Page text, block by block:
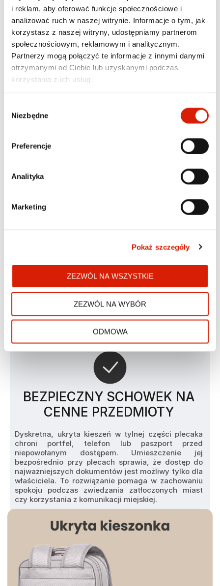
i reklam, aby oferować funkcje społecznościowe i
analizować ruch w naszej witrynie. Informacje o tym, jak
korzystasz z naszej witryny, udostępniamy partnerom
społecznościowym, reklamowym i analitycznym.
Partnerzy mogą połączyć te informacje z innymi danymi
otrzymanymi od Ciebie lub uzyskanymi podczas
korzystania z ich usług.
zgody
Niezbędne
Preferencje
Analityka
Marketing
Pokaż szczegóły
ZEZWÓL NA WSZYSTKIE
ZEZWÓL NA WYBÓR
ODMOWA
KOMFORTOWE
PODRÓŻOWANIE Z WALIZKĄ
Specjalny pas umieszczony na plecach umożliwia
stabilne zamocowanie plecaka na rączce walizki
transportowej. Takie rozwiązanie odciąża Twoje
ramiona podczas przemieszczania się po terminalu,
właściwą cyrkulację powietrza, co podnosi wygodę
noszenia nawet przy pełnym obciążeniu.
BEZPIECZNY SCHOWEK NA
CENNE PRZEDMIOTY
Dyskretna, ukryta kieszeń w tylnej części plecaka
chroni portfel, telefon lub paszport przed
niepowołanym dostępem. Umieszczenie jej
bezpośrednio przy plecach sprawia, że dostęp do
najważniejszych dokumentów jest możliwy tylko dla
właściciela. To rozwiązanie pomaga w zachowaniu
spokoju podczas zwiedzania zatłoczonych miast
czy korzystania z komunikacji miejskiej.